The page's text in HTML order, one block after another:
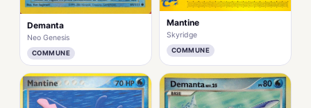
Demanta
Neo Genesis
COMMUNE
Mantine
Skyridge
COMMUNE